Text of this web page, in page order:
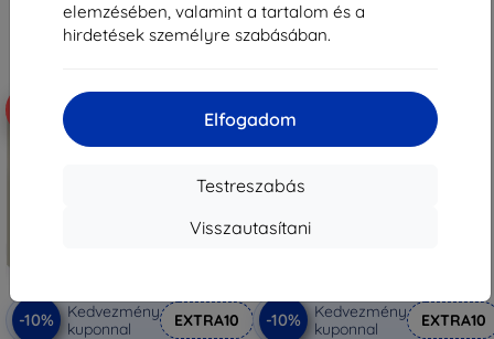
elemzésében, valamint a tartalom és a
hirdetések személyre szabásában.
Elfogadom
Testreszabás
Visszautasítani
-10%
Kedvezmény
kuponnal
EXTRA10
-10%
-10%
Kedvezmény
kuponnal
EXTRA10